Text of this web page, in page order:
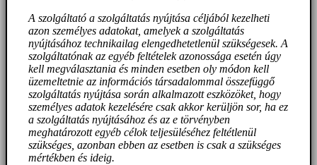
A szolgáltató a szolgáltatás nyújtása céljából kezelheti
azon személyes adatokat, amelyek a szolgáltatás
nyújtásához technikailag elengedhetetlenül szükségesek. A
szolgáltatónak az egyéb feltételek azonossága esetén úgy
kell megválasztania és minden esetben oly módon kell
üzemeltetnie az információs társadalommal összefüggő
szolgáltatás nyújtása során alkalmazott eszközöket, hogy
személyes adatok kezelésére csak akkor kerüljön sor, ha ez
a szolgáltatás nyújtásához és az e törvényben
meghatározott egyéb célok teljesüléséhez feltétlenül
szükséges, azonban ebben az esetben is csak a szükséges
mértékben és ideig.